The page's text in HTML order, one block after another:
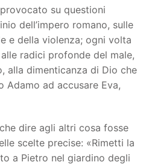
su questioni
dell’impero romano, sulle
e della violenza; ogni volta
radici profonde del male,
alla dimenticanza di Dio che
ad accusare Eva,
dire agli altri cosa fosse
scelte precise: «Rimetti la
a Pietro nel giardino degli